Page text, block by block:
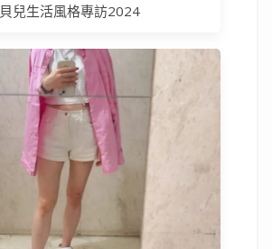
貝兒生活風格專訪2024